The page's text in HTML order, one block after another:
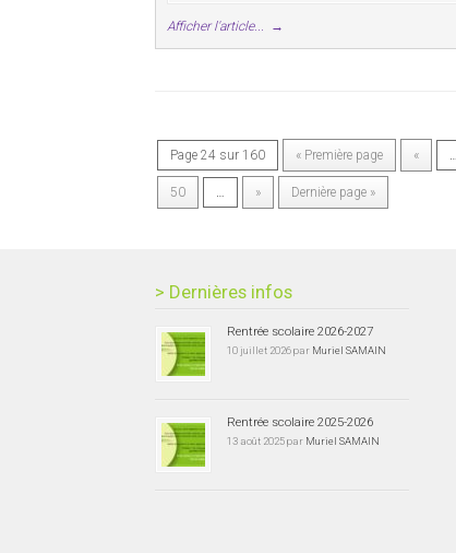
Afficher l'article... →
Page 24 sur 160 « Première page «
50 » Dernière page »
> Dernières infos
Rentrée scolaire 2026-2027
10 juillet 2026 par Muriel SAMAIN
Rentrée scolaire 2025-2026
13 août 2025 par Muriel SAMAIN